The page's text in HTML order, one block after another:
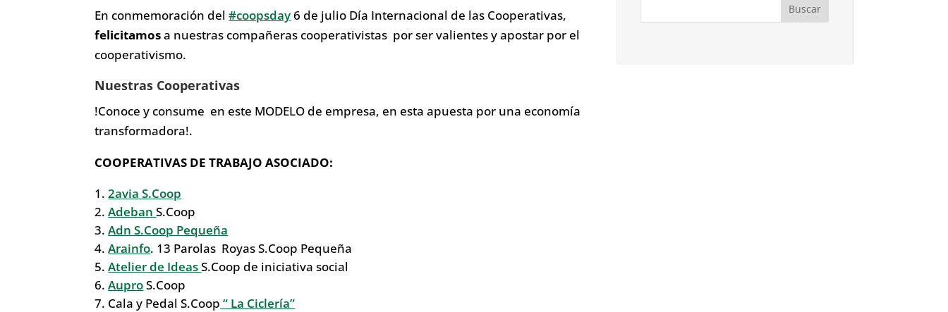
En conmemoración del#coopsday6 de julio Día Internacional de las Cooperativas,
felicitamosa nuestras compañeras cooperativistas por ser valientes y apostar por el
cooperativismo.
Nuestras Cooperativas
!Conoce y consume en este MODELO de empresa, en esta apuesta por una economía
transformadora!.
COOPERATIVAS DE TRABAJO ASOCIADO:
2avia S.Coop
AdebanS.Coop
Adn S.Coop Pequeña
Arainfo. 13 Parolas Royas S.Coop Pequeña
Atelier de IdeasS.Coop de iniciativa social
AuproS.Coop
Cala y Pedal S.Coop “ La Ciclería”